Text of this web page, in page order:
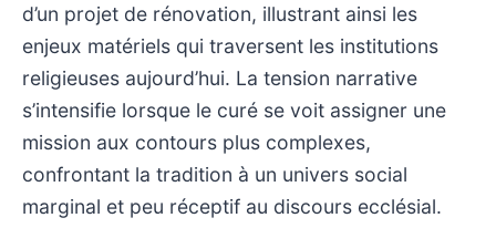
d’un projet de rénovation, illustrant ainsi les
enjeux matériels qui traversent les institutions
religieuses aujourd’hui. La tension narrative
s’intensifie lorsque le curé se voit assigner une
mission aux contours plus complexes,
confrontant la tradition à un univers social
marginal et peu réceptif au discours ecclésial.